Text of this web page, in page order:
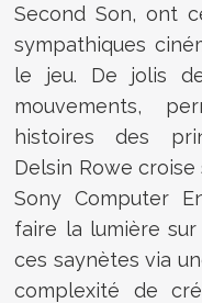
Second Son, ont
sympathiques
le jeu. De jolis
mouvements,
histoires des
Delsin Rowe
Sony Computer
faire la lumière
ces saynètes via
complexité de